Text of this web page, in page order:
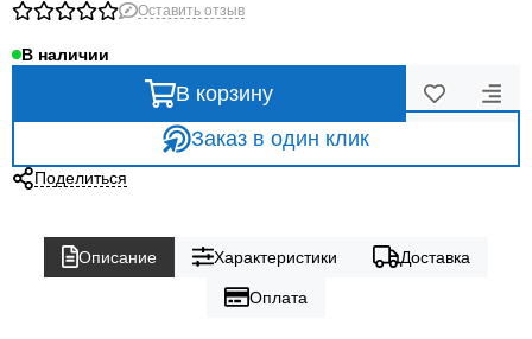
Оставить отзыв
В наличии
В корзину
Заказ в один клик
Поделиться
Описание Характеристики Доставка
Оплата